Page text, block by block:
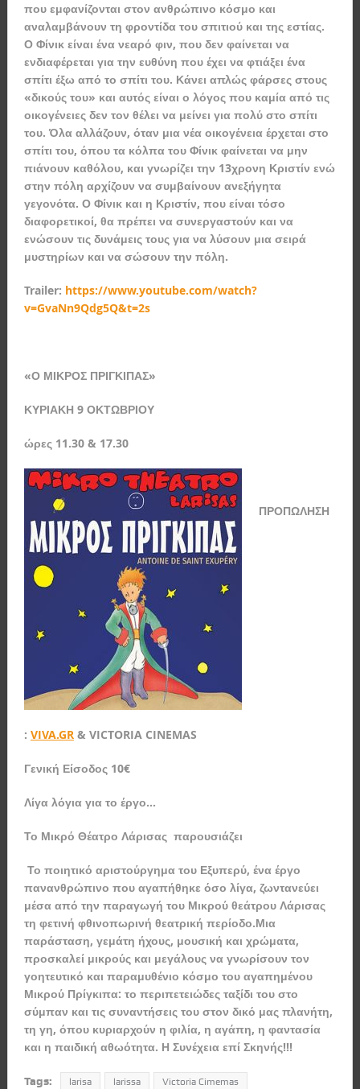
που εμφανίζονται στον ανθρώπινο κόσμο και
αναλαμβάνουν τη φροντίδα του σπιτιού και της εστίας.
Ο Φίνικ είναι ένα νεαρό φιν, που δεν φαίνεται να
ενδιαφέρεται για την ευθύνη που έχει να φτιάξει ένα
σπίτι έξω από το σπίτι του. Κάνει απλώς φάρσες στους
«δικούς του» και αυτός είναι ο λόγος που καμία από τις
οικογένειες δεν τον θέλει να μείνει για πολύ στο σπίτι
του. Όλα αλλάζουν, όταν μια νέα οικογένεια έρχεται στο
σπίτι του, όπου τα κόλπα του Φίνικ φαίνεται να μην
πιάνουν καθόλου, και γνωρίζει την 13χρονη Κριστίν ενώ
στην πόλη αρχίζουν να συμβαίνουν ανεξήγητα
γεγονότα. Ο Φίνικ και η Κριστίν, που είναι τόσο
διαφορετικοί, θα πρέπει να συνεργαστούν και να
ενώσουν τις δυνάμεις τους για να λύσουν μια σειρά
μυστηρίων και να σώσουν την πόλη.
Trailer: https://www.youtube.com/watch?
v=GvaNn9Qdg5Q&t=2s
«Ο ΜΙΚΡΟΣ ΠΡΙΓΚΙΠΑΣ»
ΚΥΡΙΑΚΗ 9 ΟΚΤΩΒΡΙΟΥ
ώρες 11.30 & 17.30
ΠΡΟΠΩΛΗΣΗ
: VIVA.GR& VICTORIA CINEMAS
Γενική Είσοδος 10€
Λίγα λόγια για το έργο…
Το Μικρό Θέατρο Λάρισας παρουσιάζει
Το ποιητικό αριστούργημα του Εξυπερύ, ένα έργο
πανανθρώπινο που αγαπήθηκε όσο λίγα, ζωντανεύει
μέσα από την παραγωγή του Μικρού θεάτρου Λάρισας
τη φετινή φθινοπωρινή θεατρική περίοδο.Μια
παράσταση, γεμάτη ήχους, μουσική και χρώματα,
προσκαλεί μικρούς και μεγάλους να γνωρίσουν τον
γοητευτικό και παραμυθένιο κόσμο του αγαπημένου
Μικρού Πρίγκιπα: το περιπετειώδες ταξίδι του στο
σύμπαν και τις συναντήσεις του στον δικό μας πλανήτη,
τη γη, όπου κυριαρχούν η φιλία, η αγάπη, η φαντασία
και η παιδική αθωότητα. Η Συνέχεια επί Σκηνής!!!
Tags: larisa larissa Victoria Cimemas